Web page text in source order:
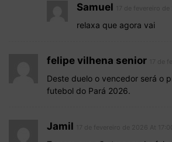
Samuel
relaxa que agora vai
felipe vilhena senior
Deste duelo o vencedor será o
futebol do Pará 2026.
Jamil